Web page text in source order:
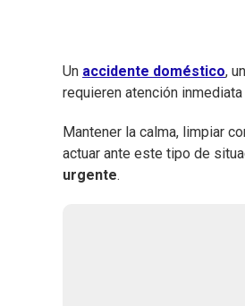
Un accidente doméstico,
requieren atención
Mantener la calma, limpiar
actuar ante este tipo de
urgente.